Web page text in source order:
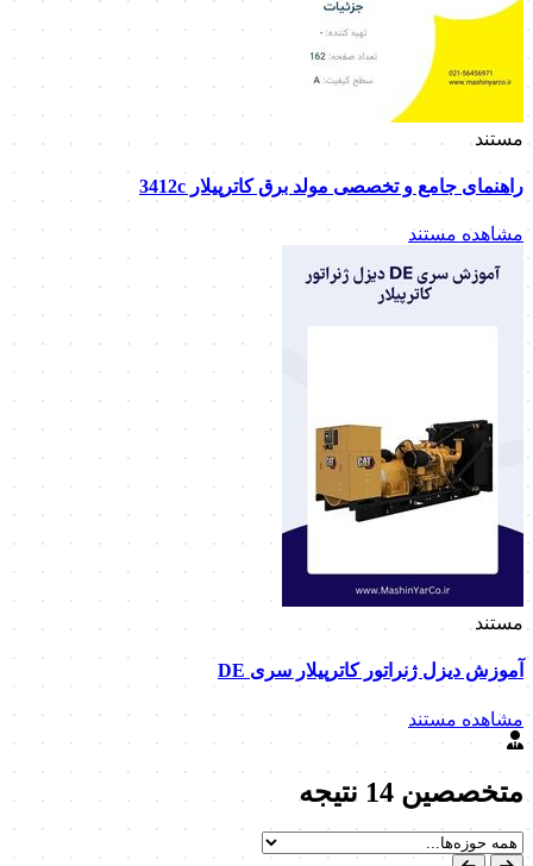
مستند
راهنمای جامع و تخصصی مولد برق کاترپیلار 3412c
مشاهده مستند
مستند
آموزش دیزل ژنراتور کاترپیلار سری DE
مشاهده مستند
متخصصین 14 نتیجه